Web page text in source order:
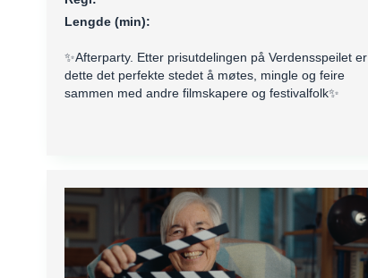
Lengde (min):
✨Afterparty. Etter prisutdelingen på Verdensspeilet er
dette det perfekte stedet å møtes, mingle og feire
sammen med andre filmskapere og festivalfolk✨